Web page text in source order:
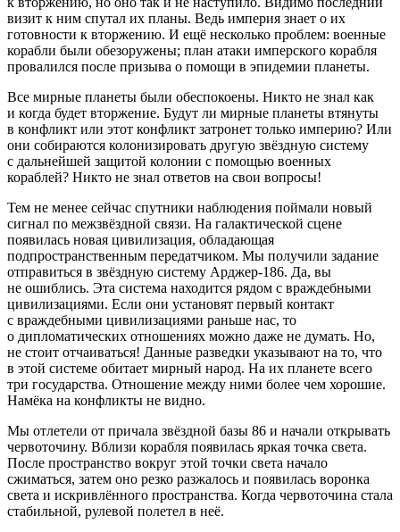
визит к ним спутал их планы. Ведь империя знает о их
готовности к вторжению. И ещё несколько проблем: военные
корабли были обезоружены; план атаки имперского корабля
провалился после призыва о помощи в эпидемии планеты.
Все мирные планеты были обеспокоены. Никто не знал как
и когда будет вторжение. Будут ли мирные планеты втянуты
в конфликт или этот конфликт затронет только империю? Или
они собираются колонизировать другую звёздную систему
с дальнейшей защитой колонии с помощью военных
кораблей? Никто не знал ответов на свои вопросы!
Тем не менее сейчас спутники наблюдения поймали новый
сигнал по межзвёздной связи. На галактической сцене
появилась новая цивилизация, обладающая
подпространственным передатчиком. Мы получили задание
отправиться в звёздную систему Арджер-186. Да, вы
не ошиблись. Эта система находится рядом с враждебными
цивилизациями. Если они установят первый контакт
с враждебными цивилизациями раньше нас, то
о дипломатических отношениях можно даже не думать. Но,
не стоит отчаиваться! Данные разведки указывают на то, что
в этой системе обитает мирный народ. На их планете всего
три государства. Отношение между ними более чем хорошие.
Намёка на конфликты не видно.
Мы отлетели от причала звёздной базы 86 и начали открывать
червоточину. Вблизи корабля появилась яркая точка света.
После пространство вокруг этой точки света начало
сжиматься, затем оно резко разжалось и появилась воронка
света и искривлённого пространства. Когда червоточина стала
стабильной, рулевой полетел в неё.